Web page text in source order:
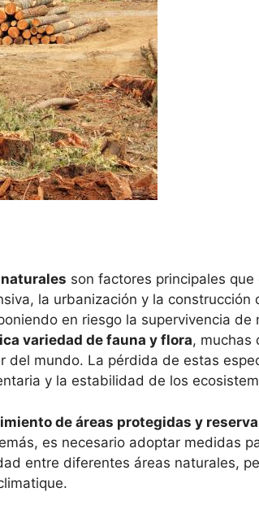
son factores principales
la urbanización y la
en riesgo la supervivencia de
variedad de fauna y flora, muchas
del mundo. La pérdida de estas
y la estabilidad de los
de áreas protegidas y
es necesario adoptar medidas
entre diferentes áreas naturales,